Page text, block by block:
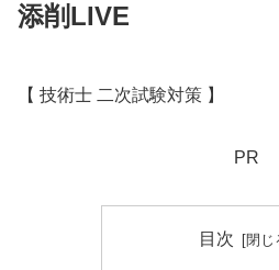
添削LIVE
【 技術士 二次試験対策 】
PR
目次